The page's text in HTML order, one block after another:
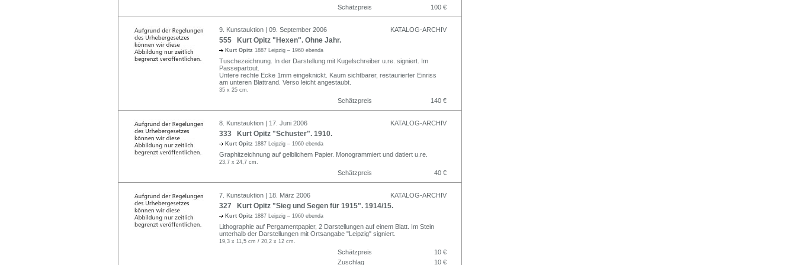
Schätzpreis 100 €
9. Kunstauktion | 09. September 2006 KATALOG-ARCHIV
555 Kurt Opitz "Hexen". Ohne Jahr.
Kurt Opitz 1887 Leipzig – 1960 ebenda
Tuschezeichnung. In der Darstellung mit Kugelschreiber u.re. signiert. Im
Passepartout.
Untere rechte Ecke 1mm eingeknickt. Kaum sichtbarer, restaurierter Einriss
am unteren Blattrand. Verso leicht angestaubt.
35 x 25 cm.
Schätzpreis 140 €
8. Kunstauktion | 17. Juni 2006 KATALOG-ARCHIV
333 Kurt Opitz "Schuster". 1910.
Kurt Opitz 1887 Leipzig – 1960 ebenda
Graphitzeichnung auf gelblichem Papier. Monogrammiert und datiert u.re.
23,7 x 24,7 cm.
Schätzpreis 40 €
7. Kunstauktion | 18. März 2006 KATALOG-ARCHIV
327 Kurt Opitz "Sieg und Segen für 1915". 1914/15.
Kurt Opitz 1887 Leipzig – 1960 ebenda
Lithographie auf Pergamentpapier, 2 Darstellungen auf einem Blatt. Im Stein
unterhalb der Darstellungen mit Ortsangabe "Leipzig" signiert.
19,3 x 11,5 cm / 20,2 x 12 cm.
Schätzpreis
10 €
Zuschlag
10 €